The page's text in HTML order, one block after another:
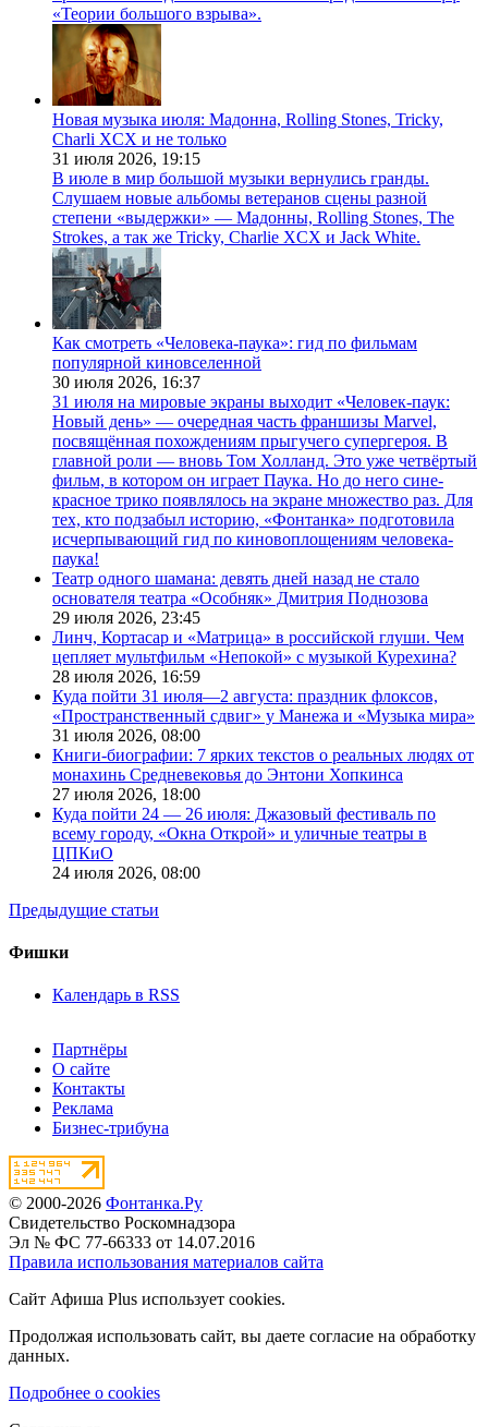
«Теории большого взрыва».
Новая музыка июля: Мадонна, Rolling Stones, Tricky,
Charli XCX и не только
31 июля 2026, 19:15
В июле в мир большой музыки вернулись гранды.
Слушаем новые альбомы ветеранов сцены разной
степени «выдержки» — Мадонны, Rolling Stones, The
Strokes, а так же Tricky, Charlie XCX и Jack White.
Как смотреть «Человека-паука»: гид по фильмам
популярной киновселенной
30 июля 2026, 16:37
31 июля на мировые экраны выходит «Человек-паук:
Новый день» — очередная часть франшизы Marvel,
посвящённая похождениям прыгучего супергероя. В
главной роли — вновь Том Холланд. Это уже четвёртый
фильм, в котором он играет Паука. Но до него сине-
красное трико появлялось на экране множество раз. Для
тех, кто подзабыл историю, «Фонтанка» подготовила
исчерпывающий гид по киновоплощениям человека-
паука!
Театр одного шамана: девять дней назад не стало
основателя театра «Особняк» Дмитрия Поднозова
29 июля 2026, 23:45
Линч, Кортасар и «Матрица» в российской глуши. Чем
цепляет мультфильм «Непокой» с музыкой Курехина?
28 июля 2026, 16:59
Куда пойти 31 июля—2 августа: праздник флоксов,
«Пространственный сдвиг» у Манежа и «Музыка мира»
31 июля 2026, 08:00
Книги-биографии: 7 ярких текстов о реальных людях от
монахинь Средневековья до Энтони Хопкинса
27 июля 2026, 18:00
Куда пойти 24 — 26 июля: Джазовый фестиваль по
всему городу, «Окна Открой» и уличные театры в
ЦПКиО
24 июля 2026, 08:00
Предыдущие статьи
Фишки
Календарь в RSS
Партнёры
О сайте
Контакты
Реклама
Бизнес-трибуна
© 2000-2026 Фонтанка.Ру
Свидетельство Роскомнадзора
Эл № ФС 77-66333 от 14.07.2016
Правила использования материалов сайта
Сайт Афиша Plus использует cookies.
Продолжая использовать сайт, вы даете согласие на обработку
данных.
Подробнее о cookies